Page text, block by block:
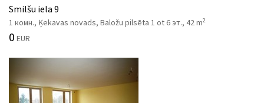
Smilšu iela 9
1 комн., Ķekavas novads, Baložu pilsēta 1 ot 6 эт., 42 m2
0 EUR